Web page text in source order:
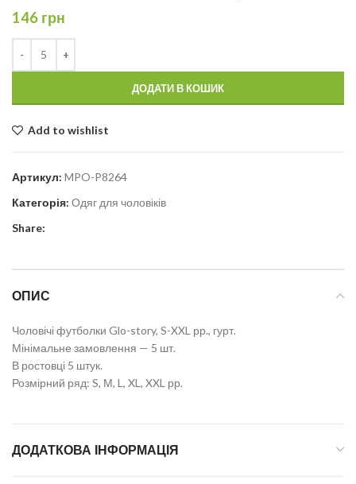
146 грн
ДОДАТИ В КОШИК
Add to wishlist
Артикул: MPO-P8264
Категорія: Одяг для чоловіків
Share:
ОПИС
Чоловічі футболки Glo-story, S-XXL рр., гурт.
Мінімальне замовлення — 5 шт.
В ростовці 5 штук.
Розмірний ряд: S, М, L, XL, XXL рр.
ДОДАТКОВА ІНФОРМАЦІЯ